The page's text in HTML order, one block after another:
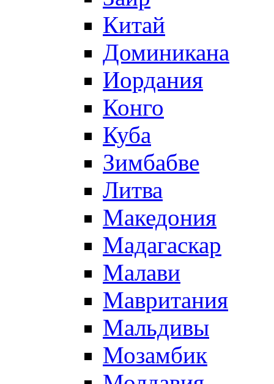
Китай
Доминикана
Иордания
Конго
Куба
Зимбабве
Литва
Македония
Мадагаскар
Малави
Мавритания
Мальдивы
Мозамбик